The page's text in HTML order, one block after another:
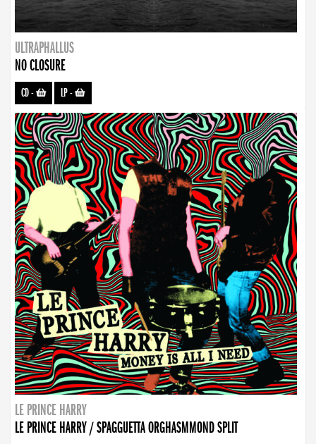
ULTRAPHALLUS
NO CLOSURE
CD- LP-
LE PRINCE HARRY
LE PRINCE HARRY / SPAGGUETTA ORGHASMMOND SPLIT